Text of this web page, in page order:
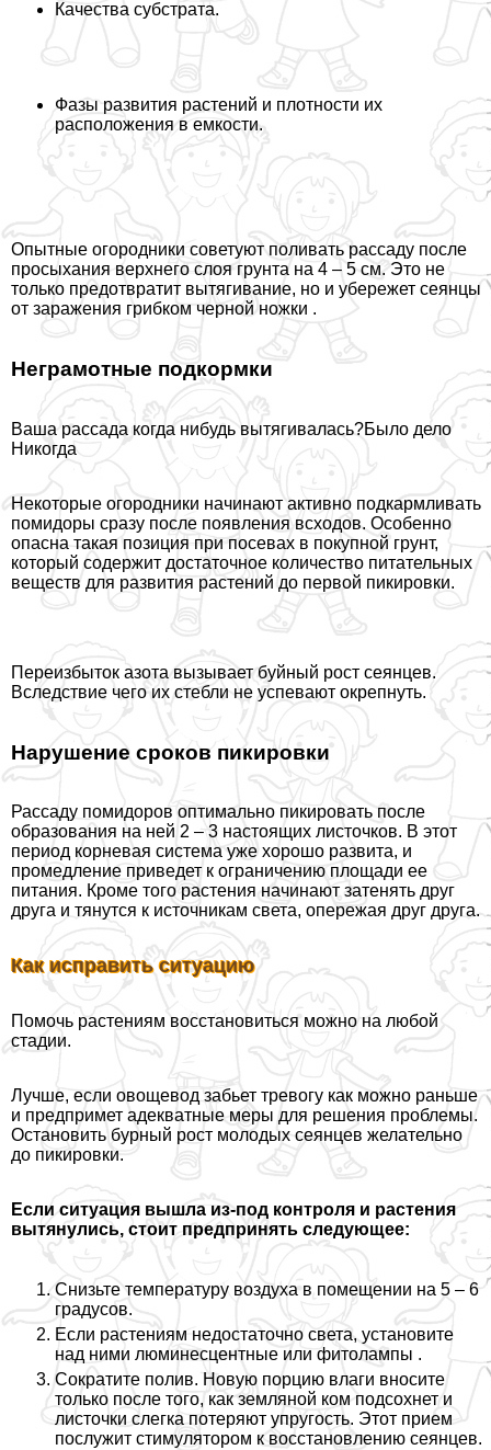
Качества субстрата.
Фазы развития растений и плотности их
расположения в емкости.
Опытные огородники советуют поливать рассаду после
просыхания верхнего слоя грунта на 4 – 5 см. Это не
только предотвратит вытягивание, но и убережет сеянцы
от заражения грибком черной ножки .
Неграмотные подкормки
Ваша рассада когда нибудь вытягивалась?Было дело
Никогда
Некоторые огородники начинают активно подкармливать
помидоры сразу после появления всходов. Особенно
опасна такая позиция при посевах в покупной грунт,
который содержит достаточное количество питательных
веществ для развития растений до первой пикировки.
Переизбыток азота вызывает буйный рост сеянцев.
Вследствие чего их стeбли не успевают окрепнуть.
Нарушение сроков пикировки
Рассаду помидоров оптимально пикировать после
образования на ней 2 – 3 настоящих листочков. В этот
период корневая система уже хорошо развита, и
промедление приведет к ограничению площади ее
питания. Кроме того растения начинают затенять друг
друга и тянутся к источникам света, опережая друг друга.
Как исправить ситуацию
Помочь растениям восстановиться можно на любой
стадии.
Лучше, если овощевод забьет тревогу как можно раньше
и предпримет адекватные меры для решения проблемы.
Остановить бурный рост молодых сеянцев желательно
до пикировки.
Если ситуация вышла из-под контроля и растения
вытянулись, стоит предпринять следующее:
Снизьте температуру воздуха в помещении на 5 – 6
градусов.
Если растениям недостаточно света, установите
над ними люминесцентные или фитолампы .
Сократите полив. Новую порцию влаги вносите
только после того, как земляной ком подсохнет и
листочки слегка потеряют упругость. Этот прием
послужит стимулятором к восстановлению сеянцев.